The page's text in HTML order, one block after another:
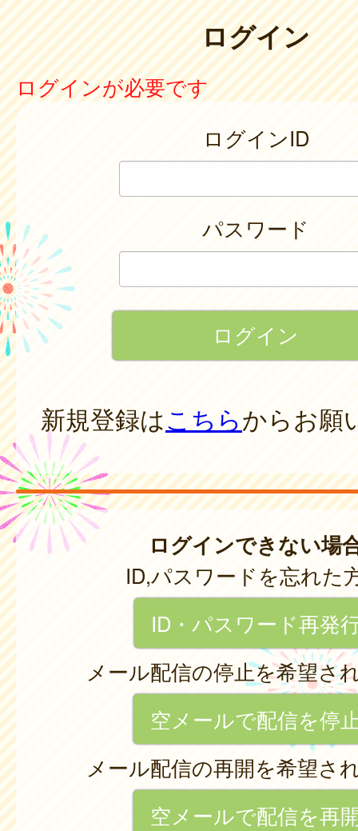
ログイン
ログインが必要です
ログインID
パスワード
新規登録はこちらからお願
ログインできない場
ID,パスワードを忘れた
ID・パスワード再発
メール配信の停止を希望さ
空メールで配信を停
メール配信の再開を希望さ
空メールで配信を再